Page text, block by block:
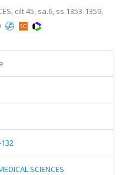
cilt.45, sa.6, ss.1353-1359,
SCIENCES